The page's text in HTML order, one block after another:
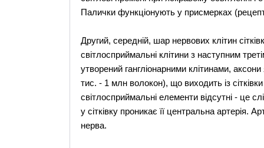
Палички функціонують у присмерках
Другий, середній, шар нервових клітин
світлосприймальні клітини з наступним
утворений гангліонарними клітинами,
тис. - 1 млн волокон), що виходить із
світлосприймальні елементи відсутні - це
у сітківку проникає її центральна артерія.
нерва.